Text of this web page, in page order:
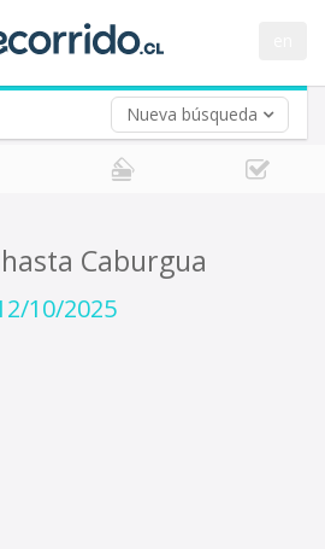
Nueva búsqueda
Caburgua
10/2025